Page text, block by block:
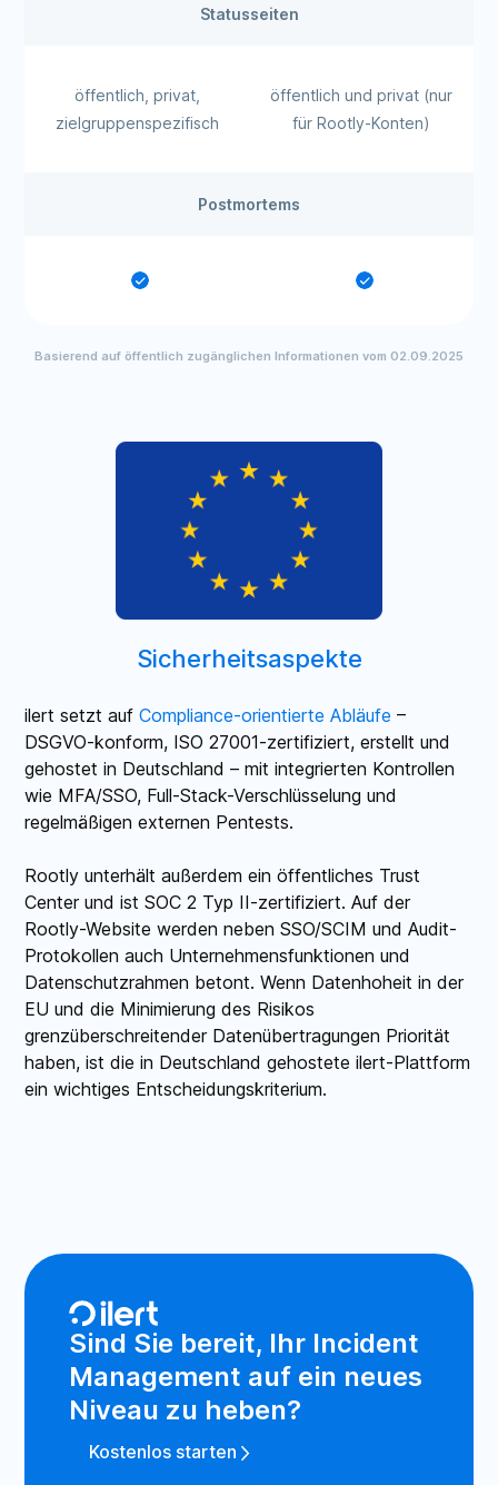
Statusseiten
öffentlich, privat,
zielgruppenspezifisch
öffentlich und privat (nur
für Rootly-Konten)
Postmortems
Basierend auf öffentlich zugänglichen Informationen vom 02.09.2025
Sicherheitsaspekte
ilert setzt aufCompliance-orientierte Abläufe –
DSGVO-konform, ISO 27001-zertifiziert, erstellt und
gehostet in Deutschland – mit integrierten Kontrollen
wie MFA/SSO, Full-Stack-Verschlüsselung und
regelmäßigen externen Pentests.
Rootly unterhält außerdem ein öffentliches Trust
Center und ist SOC 2 Typ II-zertifiziert. Auf der
Rootly-Website werden neben SSO/SCIM und Audit-
Protokollen auch Unternehmensfunktionen und
Datenschutzrahmen betont. Wenn Datenhoheit in der
EU und die Minimierung des Risikos
grenzüberschreitender Datenübertragungen Priorität
haben, ist die in Deutschland gehostete ilert-Plattform
ein wichtiges Entscheidungskriterium.
Sind Sie bereit, Ihr Incident
Management auf ein neues
Niveau zu heben?
Kostenlos starten